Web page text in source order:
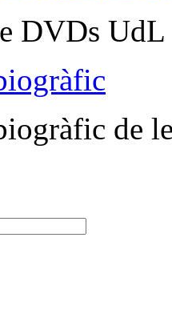
DVDs UdL
de